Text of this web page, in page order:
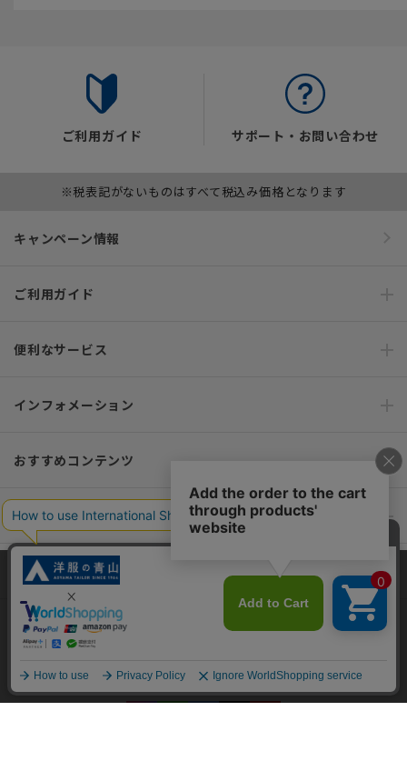
ご利用ガイド サポート・お問い合わせ
※税表記がないものはすべて税込み価格となります
キャンペーン情報
ご利用ガイド
便利なサービス
インフォメーション
おすすめコンテンツ
ポリシー・企業情報
オーダースーツなら SHITATE
OFFICIAL SNS
当サイトでは、快適な閲覧体験とコンテンツ改善のためにCookieを使用
しています。閲覧を続けることで、Cookieの使用に同意したものとみな
します。詳細については
同意して閉じる